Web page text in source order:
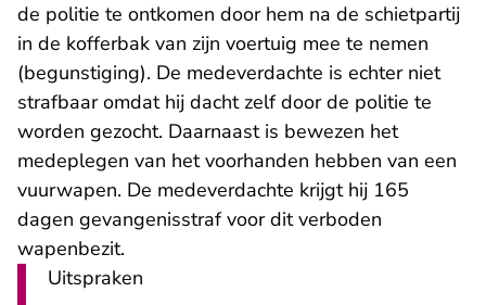
de politie te ontkomen door hem na de schietpartij
in de kofferbak van zijn voertuig mee te nemen
(begunstiging). De medeverdachte is echter niet
strafbaar omdat hij dacht zelf door de politie te
worden gezocht. Daarnaast is bewezen het
medeplegen van het voorhanden hebben van een
vuurwapen. De medeverdachte krijgt hij 165
dagen gevangenisstraf voor dit verboden
wapenbezit.
Uitspraken